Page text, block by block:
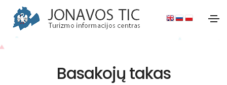
Basakojų takas